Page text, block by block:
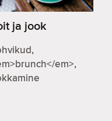
ja jook
em>,